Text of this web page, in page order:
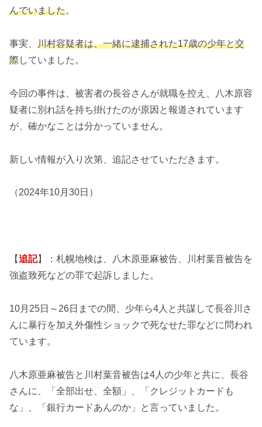
んでいました。
事実、 川村容疑者は、一緒に逮捕された17歳の少年と交
際していました。
今回の事件は、被害者の長谷さんが就職を控え、八木原容
疑者に別れ話を持ち掛けたのが原因と報道されています
が、確かなことは分かっていません。
新しい情報が入り次第、追記させていただきます。
（2024年10月30日）
【追記】：札幌地検は、八木原亜麻被告、川村葉音被告を
強盗致死などの罪で起訴しました。
10月25日～26日までの間、少年ら4人と共謀して長谷川さ
んに暴行を加え外傷性ショックで死なせた罪などに問われ
ています。
八木原亜麻被告と川村葉音被告は4人の少年と共に、長谷
さんに、「全部出せ、全額」、「クレジットカードも
な」、「銀行カードあんのか」と言っていました。